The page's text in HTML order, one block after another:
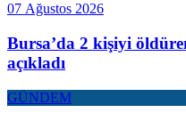
07 Ağustos 2026
Bursa’da 2 kişiyi
açıkladı
GÜNDEM